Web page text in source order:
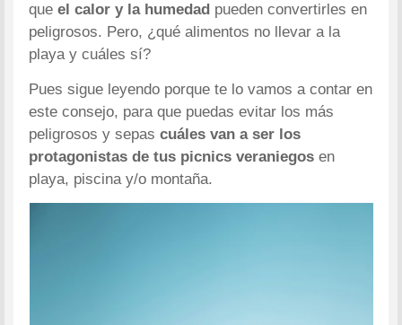
queel calor y la humedad pueden convertirles en
peligrosos. Pero, ¿qué alimentos no llevar a la
playa y cuáles sí?
Pues sigue leyendo porque te lo vamos a contar en
este consejo, para que puedas evitar los más
peligrosos y sepas cuáles van a ser los
protagonistas de tus picnics veraniegosen
playa, piscina y/o montaña.